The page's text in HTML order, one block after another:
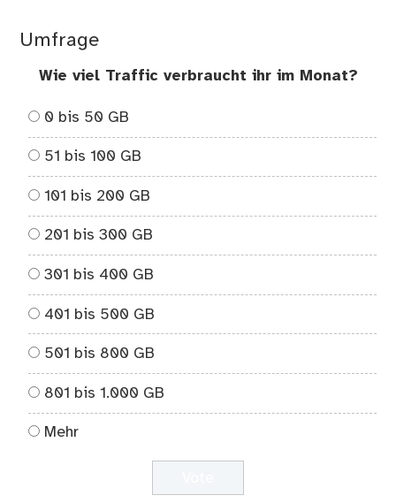
Umfrage
Wie viel Traffic verbraucht ihr im Monat?
0 bis 50 GB
51 bis 100 GB
101 bis 200 GB
201 bis 300 GB
301 bis 400 GB
401 bis 500 GB
501 bis 800 GB
801 bis 1.000 GB
Mehr